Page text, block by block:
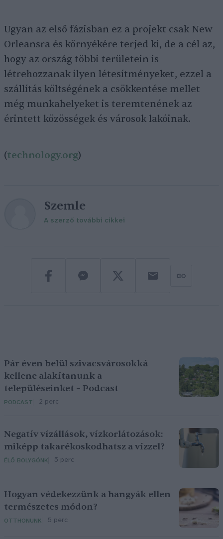
Ugyan az első fázisban ez a projekt csak New
Orleansra és környékére terjed ki, de a cél az,
hogy az ország többi területein is
létrehozzanak ilyen létesítményeket, ezzel a
szállítás költségének a csökkentése mellet
még munkahelyeket is teremtenének az
érintett közösségek és városok lakóinak.
(technology.org)
Szemle
A szerző további cikkei
Pár éven belül szivacsvárosokká
kellene alakítanunk a
településeinket – Podcast
PODCAST 2 perc
Negatív vízállások, vízkorlátozások:
miképp takarékoskodhatsz a vízzel?
ÉLŐ BOLYGÓNK 5 perc
Hogyan védekezzünk a hangyák ellen
természetes módon?
OTTHONUNK 5 perc